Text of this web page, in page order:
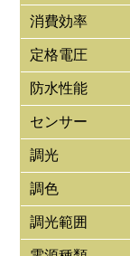
消費効率
定格電圧
防水性能
センサー
調光
調色
調光範囲